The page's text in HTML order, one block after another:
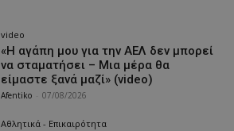
video
«Η αγάπη μου για την ΑΕΛ δεν μπορεί
να σταματήσει – Μια μέρα θα
είμαστε ξανά μαζί» (video)
Afentiko 07/08/2026
Αθλητικά - Επικαιρότητα